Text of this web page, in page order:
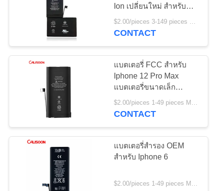
Ion เปลี่ยนใหม่ สําหรับ
Iphone X
CONTACT
แบตเตอรี่ FCC สําหรับ
Iphone 12 Pro Max
แบตเตอรี่ขนาดเล็ก
1500mAh
$2.00/pieces 1-49 pieces MOQ:3 ชิ้น
CONTACT
แบตเตอรี่สํารอง OEM
สําหรับ Iphone 6
$2.00/pieces 1-49 pieces MOQ:3 ชิ้น